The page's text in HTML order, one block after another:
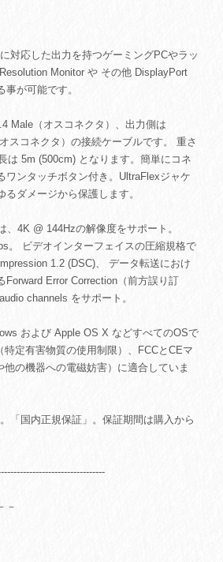
対応した出力を持つゲーミングPCやラッ
Monitor や その他 DisplayPort
が可能です。
Male（オスコネクタ）、出力側は
スコネクタ）の接続ケーブルです。 重さ
は 5m (500cm) となります。簡単にコネ
ワンタッチボタン付き。UltraFlexジャケ
るダメージから保護します。
、4K @ 144Hzの解像度をサポート。
。 ビデオインターフェイスの圧縮規格で
1.2 (DSC)、 データ転送におけ
Forward Error Correction（前方誤り訂
channels をサポート。
および Apple OS X などすべてのOSで
特定有害物質の使用制限）、FCCとCEマ
の機器への電磁妨害）に適合していま
「国内正規保証」。保証期間は購入から
－